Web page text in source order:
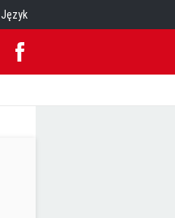
Język